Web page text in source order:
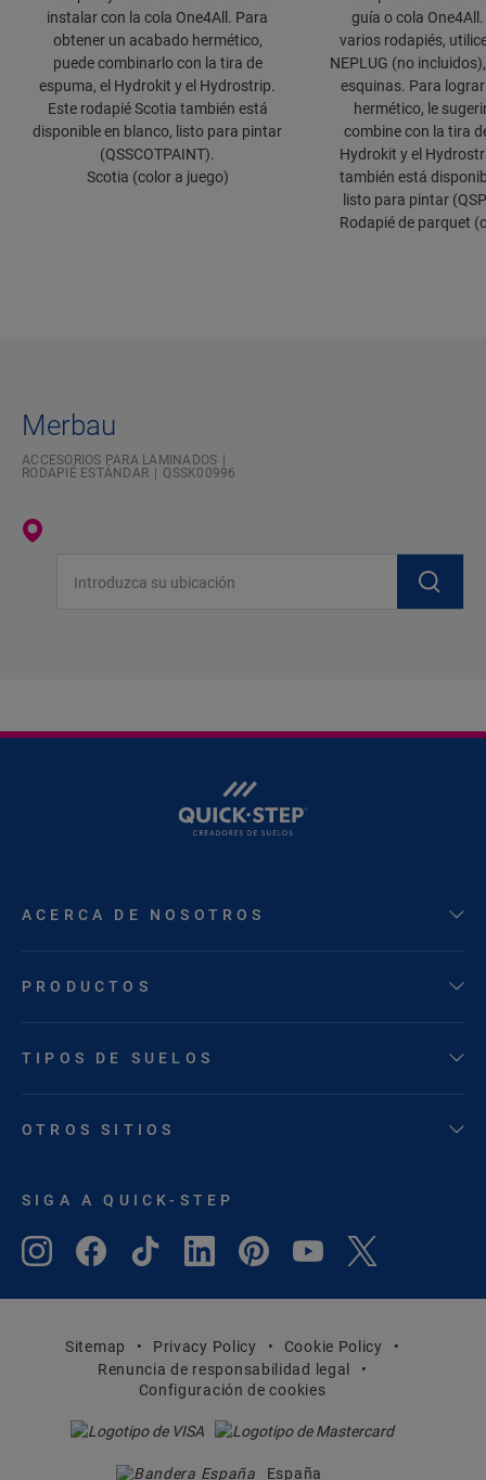
instalar con la cola One4All. Para
obtener un acabado hermético,
puede combinarlo con la tira de
espuma, el Hydrokit y el Hydrostrip.
Este rodapié Scotia también está
disponible en blanco, listo para pintar
(QSSCOTPAINT).
Scotia (color a juego)
guía o cola
varios rodapiés,
NEPLUG (no
esquinas. Para
hermético, le
combine con la tira
Hydrokit y el
también está
listo para pintar
Rodapié de parquet
Merbau
ACCESORIOS PARA LAMINADOS
RODAPIÉ ESTÁNDAR
QSSK00996
ACERCA DE NOSOTROS
PRODUCTOS
TIPOS DE SUELOS
OTROS SITIOS
SIGA A QUICK-STEP
Sitemap Privacy Policy
Cookie Policy
Renuncia de responsabilidad legal
Configuración de cookies
España